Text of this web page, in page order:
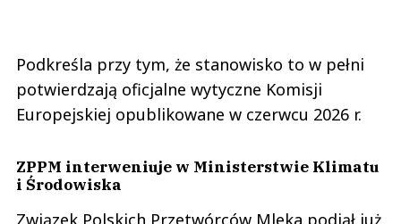
Podkreśla przy tym, że stanowisko to w pełni
potwierdzają oficjalne wytyczne Komisji
Europejskiej opublikowane w czerwcu 2026 r.
ZPPM interweniuje w Ministerstwie Klimatu
i Środowiska